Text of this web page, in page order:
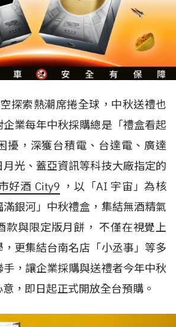
探索熱潮席捲全球，中秋送禮也
業每年中秋採購總是「禮盒看起
擾，深獲台積電、台達電、廣達
光、蓋亞資訊等科技大廠指定的
好酒 City9 ，以「AI 宇宙」為核
銀河」中秋禮盒，集結無酒精氣
款與限定版月餅， 不僅在視覺上
更集結台南名店「小丞事」等多
，讓企業採購與送禮者今年中秋
，即日起正式開放全台預購。